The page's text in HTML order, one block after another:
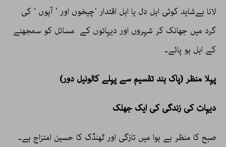
لانا ہےشاید کوئی اہل دل یا اہل اقتدار ‘چیخوں اور ‘ آہوں ‘ کی
گرد میں جھانک کر شہروں اور دیہاتوں کے مسائل کو سمجھنے
کے اہل ہو پائے۔
پہلا منظر (پاک ہند تقسیم سے پہلے کالونیل دور)
دیہات کی زندگی کی ایک جھلک
صبح کا منظر ہے ہوا میں تازگی اور ٹھنڈک کا حسین امتزاج ہے۔